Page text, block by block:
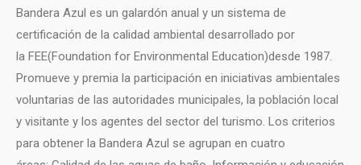
Bandera Azul es un galardón anual y un sistema de
certificación de la calidad ambiental desarrollado por
la FEE(Foundation for Environmental Education)desde 1987.
Promueve y premia la participación en iniciativas ambientales
voluntarias de las autoridades municipales, la población local
y visitante y los agentes del sector del turismo. Los criterios
para obtener la Bandera Azul se agrupan en cuatro